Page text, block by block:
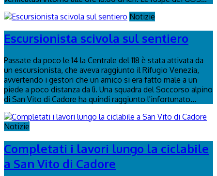
Notizie
Escursionista scivola sul sentiero
Passate da poco le 14 la Centrale del 118 è stata attivata da
un escursionista, che aveva raggiunto il Rifugio Venezia,
avvertendo i gestori che un amico si era fatto male a un
piede a poco distanza da lì. Una squadra del Soccorso alpino
di San Vito di Cadore ha quindi raggiunto l'infortunato...
Notizie
Completati i lavori lungo la ciclabile
a San Vito di Cadore